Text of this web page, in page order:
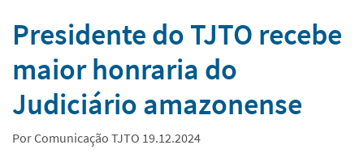
Notícias
Presidente do TJTO recebe
maior honraria do
Judiciário amazonense
Por Comunicação TJTO 19.12.2024